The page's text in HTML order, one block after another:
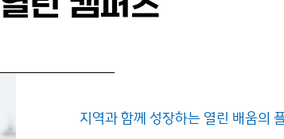
지역과 함께 성장하는 열린 배움의